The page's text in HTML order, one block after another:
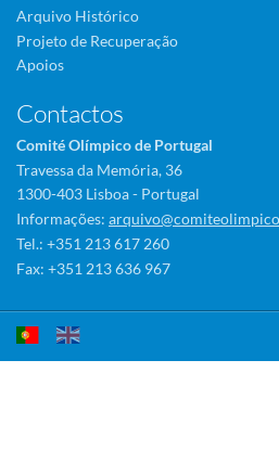
Arquivo Histórico
Projeto de Recuperação
Apoios
Contactos
Comité Olímpico de Portugal
Travessa da Memória, 36
1300-403 Lisboa - Portugal
Informações:
Tel.: +351 213 617 260
Fax: +351 213 636 967